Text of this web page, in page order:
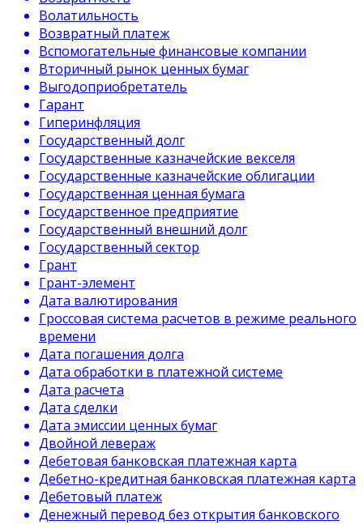
Волатильность
Возвратный платеж
Вспомогательные финансовые компании
Вторичный рынок ценных бумаг
Выгодоприобретатель
Гарант
Гиперинфляция
Государственный долг
Государственные казначейские векселя
Государственные казначейские облигации
Государственная ценная бумага
Государственное предприятие
Государственный внешний долг
Государственный сектор
Грант
Грант-элемент
Дата валютирования
Гроссовая система расчетов в режиме реального
времени
Дата погашения долга
Дата обработки в платежной системе
Дата расчета
Дата сделки
Дата эмиссии ценных бумаг
Двойной левераж
Дебетовая банковская платежная карта
Дебетно-кредитная банковская платежная карта
Дебетовый платеж
Денежный перевод без открытия банковского